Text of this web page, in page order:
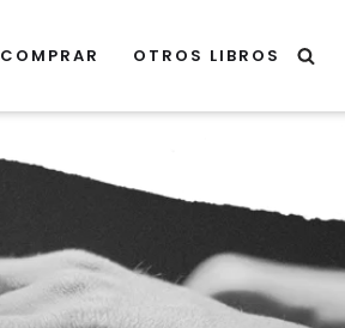
COMPRAR OTROS LIBROS